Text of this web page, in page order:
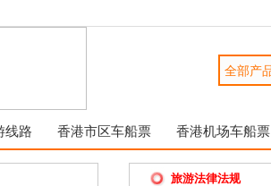
线路 香港市区车船票 香港机场车船票
旅游法律法规